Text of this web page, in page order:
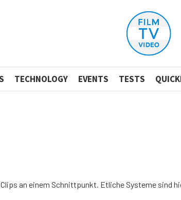
TECHNOLOGY EVENTS TESTS
an einem Schnittpunkt. Etliche Systeme sind